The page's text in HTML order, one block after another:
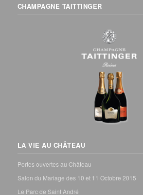
CHAMPAGNE TAITTINGER
LA VIE AU CHÂTEAU
Portes ouvertes au Château
Salon du Mariage des 10 et 11 Octobre 2015
Le Parc de Saint André